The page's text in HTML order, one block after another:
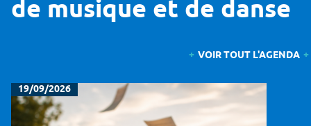
de musique et de danse
VOIR TOUT L'AGENDA
19/09/2026